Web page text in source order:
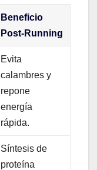
Beneficio
Post-Running
Evita
calambres y
repone
energía
rápida.
Síntesis de
proteína